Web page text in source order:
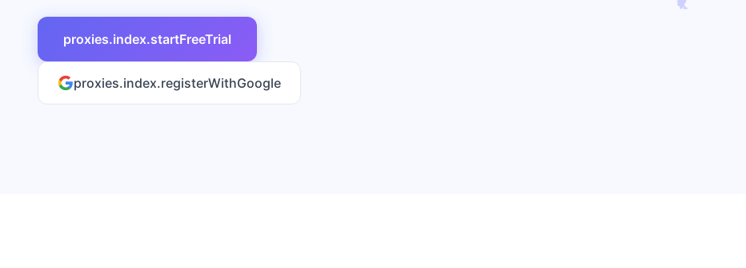
proxies.index.startFreeTrial
proxies.index.registerWithGoogle